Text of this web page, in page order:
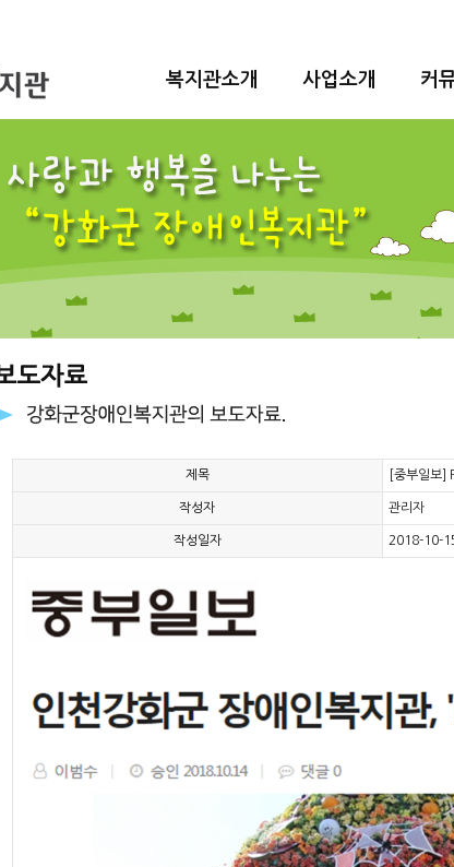
복지관소개 사업소개 커
제목 [중부일보]
작성자 관리자
작성일자 2018-10-